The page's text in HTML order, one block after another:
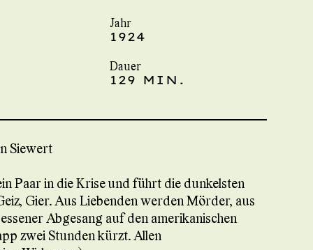
Jahr
1924
Dauer
129 MIN.
Siewert
Paar in die Krise und führt die dunkelsten
Gier. Aus Liebenden werden Mörder, aus
Abgesang auf den amerikanischen
zwei Stunden kürzt. Allen